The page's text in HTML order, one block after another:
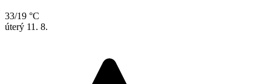
33/19 °C
úterý 11. 8.